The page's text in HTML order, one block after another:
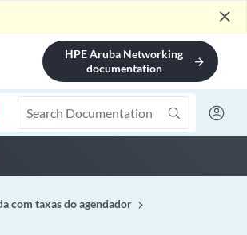
close
HPE Aruba Networking
documentation
arrow_forward
com taxas do agendador